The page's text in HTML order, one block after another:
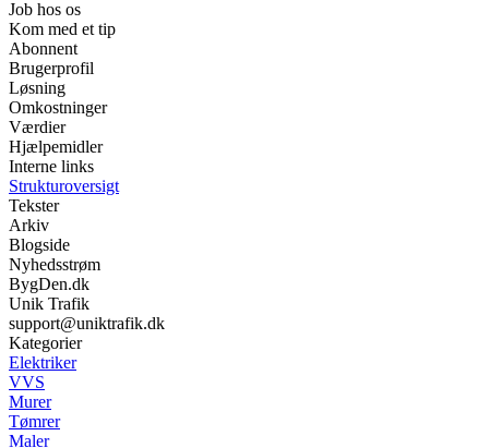
Job hos os
Kom med et tip
Abonnent
Brugerprofil
Løsning
Omkostninger
Værdier
Hjælpemidler
Interne links
Strukturoversigt
Tekster
Arkiv
Blogside
Nyhedsstrøm
BygDen.dk
Unik Trafik
support@uniktrafik.dk
Kategorier
Elektriker
VVS
Murer
Tømrer
Maler